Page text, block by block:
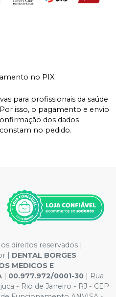
no PIX.
para profissionais da saúde
isso, o pagamento e envio
dos dados
no pedido.
direitos reservados |
| DENTAL BORGES
MEDICOS E
| 00.977.972/0001-30 | Rua
- Rio de Janeiro - RJ - CEP